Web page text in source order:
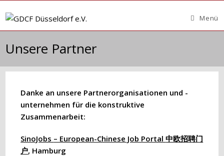
Inhalt
Menü
Unsere Partner
Danke an unsere Partnerorganisationen und -
unternehmen für die konstruktive
Zusammenarbeit:
SinoJobs – European-Chinese Job Portal中欧招聘门
户, Hamburg